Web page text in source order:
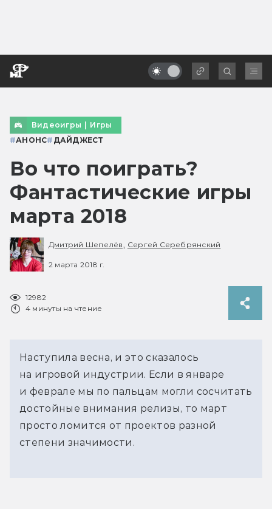
Видеоигры | Игры
#АНОНС# ДАЙДЖЕСТ
Во что поиграть?
Фантастические игры
марта 2018
Дмитрий Шепелёв, Сергей Серебрянский
2 марта 2018 г.
12982
4 минуты на чтение
Наступила весна, и это сказалось
на игровой индустрии. Если в январе
и феврале мы по пальцам могли сосчитать
достойные внимания релизы, то март
просто ломится от проектов разной
степени значимости.